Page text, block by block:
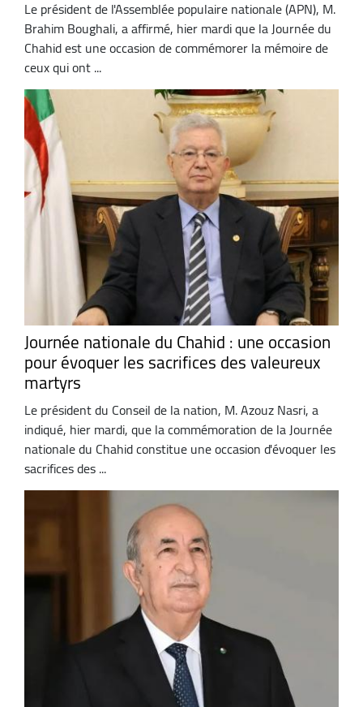
Le président de l'Assemblée populaire nationale (APN), M.
Brahim Boughali, a affirmé, hier mardi que la Journée du
Chahid est une occasion de commémorer la mémoire de
ceux qui ont ...
Journée nationale du Chahid : une occasion
pour évoquer les sacrifices des valeureux
martyrs
Le président du Conseil de la nation, M. Azouz Nasri, a
indiqué, hier mardi, que la commémoration de la Journée
nationale du Chahid constitue une occasion d'évoquer les
sacrifices des ...